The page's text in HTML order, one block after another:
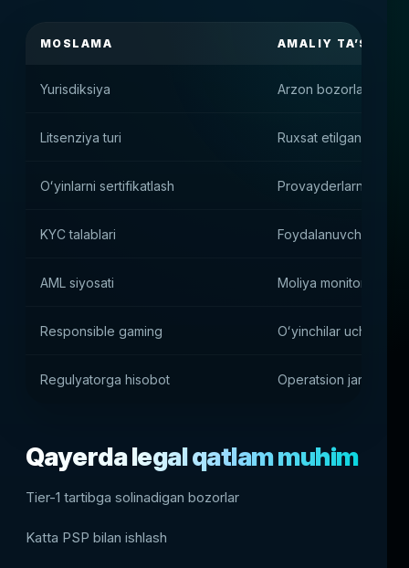
MOSLAMA AMALIY TA’SIR
Yurisdiksiya Arzon bozorlar va
Litsenziya turi Ruxsat etilgan
Oʻyinlarni sertifikatlash Provayderlarni ulash
KYC talablari Foydalanuvchilarni
AML siyosati Moliya monitoringi
Responsible gaming Oʻyinchilar uchun
Regulyatorga hisobot Operatsion jarayonlar
Qayerda legal qatlam muhim
Tier-1 tartibga solinadigan bozorlar
Katta PSP bilan ishlash